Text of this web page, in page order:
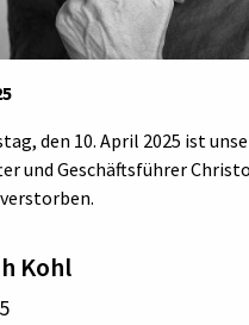
den 10. April 2025 ist
und Geschäftsführer
Kohl